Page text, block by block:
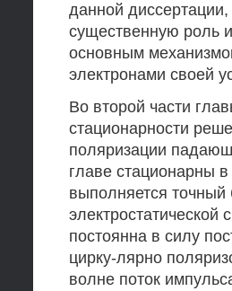
данной
существенную роль
основным
электронами своей
Во второй части
стационарности
поляризации
главе стационарны
выполняется
постоянна в силу
цирку-лярно
волне поток